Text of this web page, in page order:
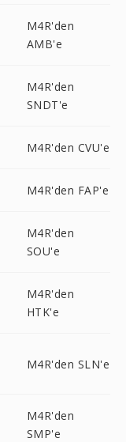
M4R'den
AMB'e
M4R'den
SNDT'e
M4R'den CVU'e
M4R'den FAP'e
M4R'den
SOU'e
M4R'den
HTK'e
M4R'den SLN'e
M4R'den
SMP'e